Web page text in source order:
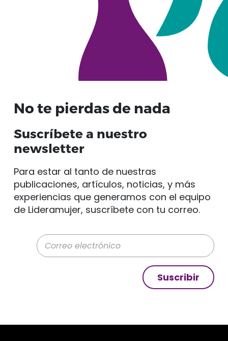
No te pierdas de nada
Suscríbete a nuestro
newsletter
Para estar al tanto de nuestras
publicaciones, artículos, noticias, y más
experiencias que generamos con el equipo
de Lideramujer, suscríbete con tu correo.
Correo electrónico
Suscribir